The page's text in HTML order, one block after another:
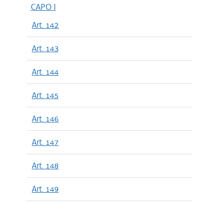
CAPO I
Art. 142
Art. 143
Art. 144
Art. 145
Art. 146
Art. 147
Art. 148
Art. 149